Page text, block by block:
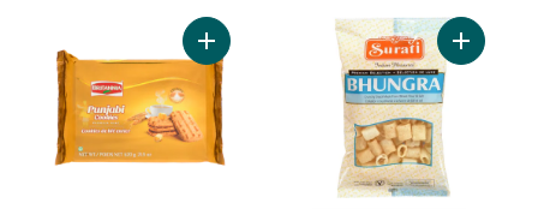
Ajouter Biscuits Punjabi au panierAjouter